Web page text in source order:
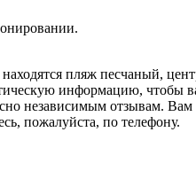
пляж песчаный,
информацию, чтобы
независимым отзывам.
пожалуйста, по телефону.